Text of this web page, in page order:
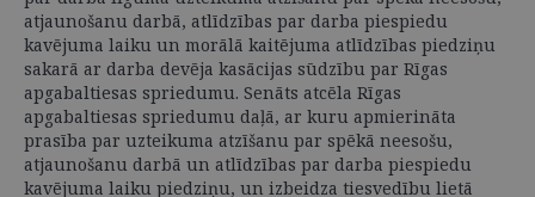
atjaunošanu darbā, atlīdzības par darba piespiedu
kavējuma laiku un morālā kaitējuma atlīdzības piedziņu
sakarā ar darba devēja kasācijas sūdzību par Rīgas
apgabaltiesas spriedumu. Senāts atcēla Rīgas
apgabaltiesas spriedumu daļā, ar kuru apmierināta
prasība par uzteikuma atzīšanu par spēkā neesošu,
atjaunošanu darbā un atlīdzības par darba piespiedu
kavējuma laiku piedziņu, un izbeidza tiesvedību lietā